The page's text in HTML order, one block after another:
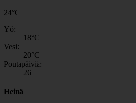
24°C
Yö:
18°C
Vesi:
20°C
Poutapäiviä:
26
Heinä